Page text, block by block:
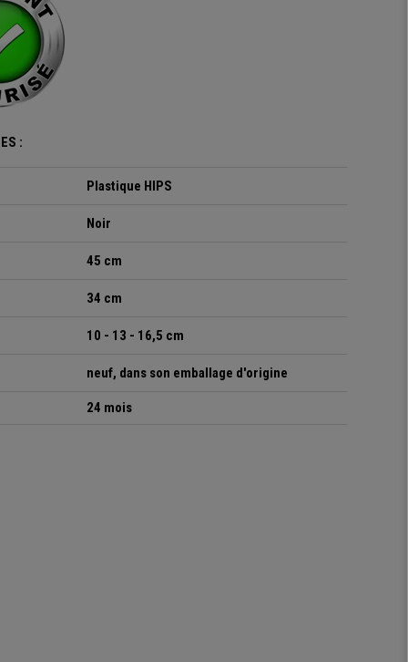
:
Plastique HIPS
Noir
45 cm
34 cm
10 - 13 - 16,5 cm
neuf, dans son emballage d'origine
24 mois